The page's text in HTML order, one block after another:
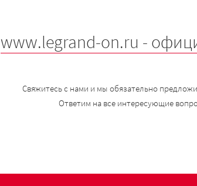
www.legrand-on.ru -
Свяжитесь с нами и мы обязательно
Ответим на все интересующие